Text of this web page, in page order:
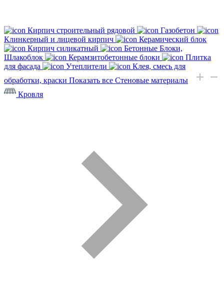
Кирпич строительный рядовой
Газобетон
Клинкерный и лицевой кирпич
Керамический блок
Кирпич силикатный
Бетонные Блоки,
Шлакоблок
Керамзитобетонные блоки
Плитка
для фасада
Утеплители
Клея, смесь для
обработки, краски Показать все Стеновые материалы
Кровля